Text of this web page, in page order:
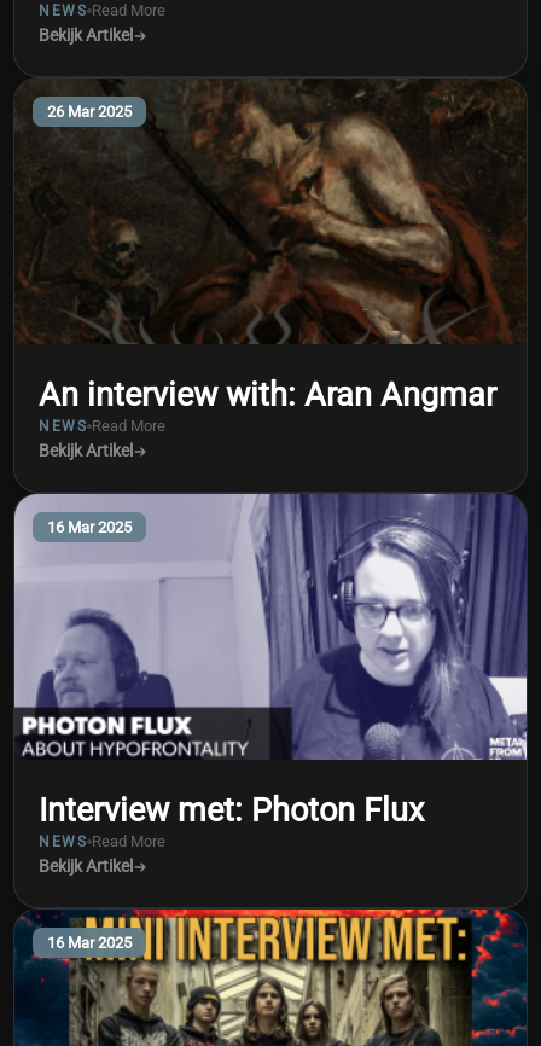
NEWS Read More
Bekijk Artikel
26 Mar 2025
An interview with: Aran Angmar
NEWS Read More
Bekijk Artikel
16 Mar 2025
Interview met: Photon Flux
NEWS Read More
Bekijk Artikel
16 Mar 2025